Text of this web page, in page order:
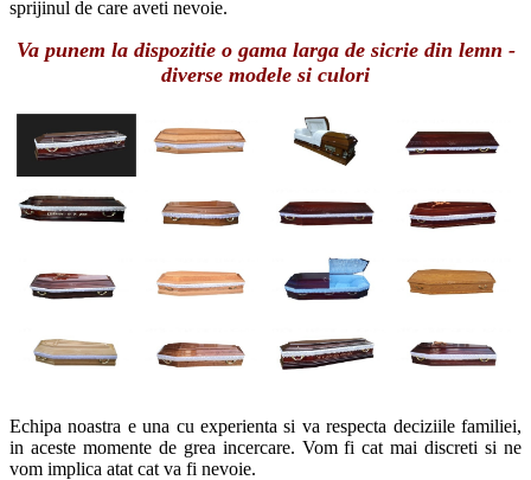
sprijinul de care aveti nevoie.
Va punem la dispozitie o gama larga de sicrie din lemn -
diverse modele si culori
Echipa noastra e una cu experienta si va respecta deciziile familiei,
in aceste momente de grea incercare. Vom fi cat mai discreti si ne
vom implica atat cat va fi nevoie.